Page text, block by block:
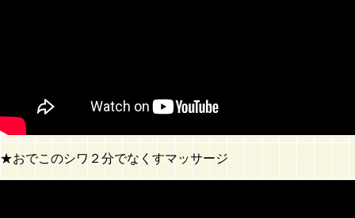
★おでこのシワ２分でなくすマッサージ